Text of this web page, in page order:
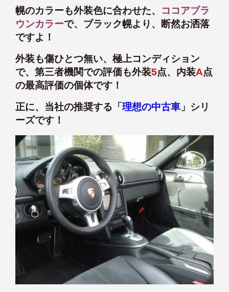
幌のカラーも外装色に合わせた、 ココアブラ
ウンカラーで、ブラック幌より、断然お洒落
ですよ！
外装も傷ひとつ無い、極上コンディション
で、第三者機関での評価も外装5点、内装A点
の最高評価の個体です！
正に、当社の推奨する「 理想の中古車 」シリ
ーズです！